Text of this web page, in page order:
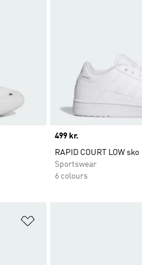
Price
499 kr.
RAPID COURT LOW sko
Sportswear
6 colours